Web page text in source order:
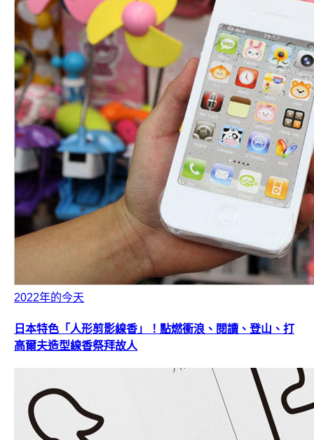
2022年的今天
日本特色「人形剪影線香」！點燃衝浪、閱讀、登山、打
高爾夫造型線香祭拜故人